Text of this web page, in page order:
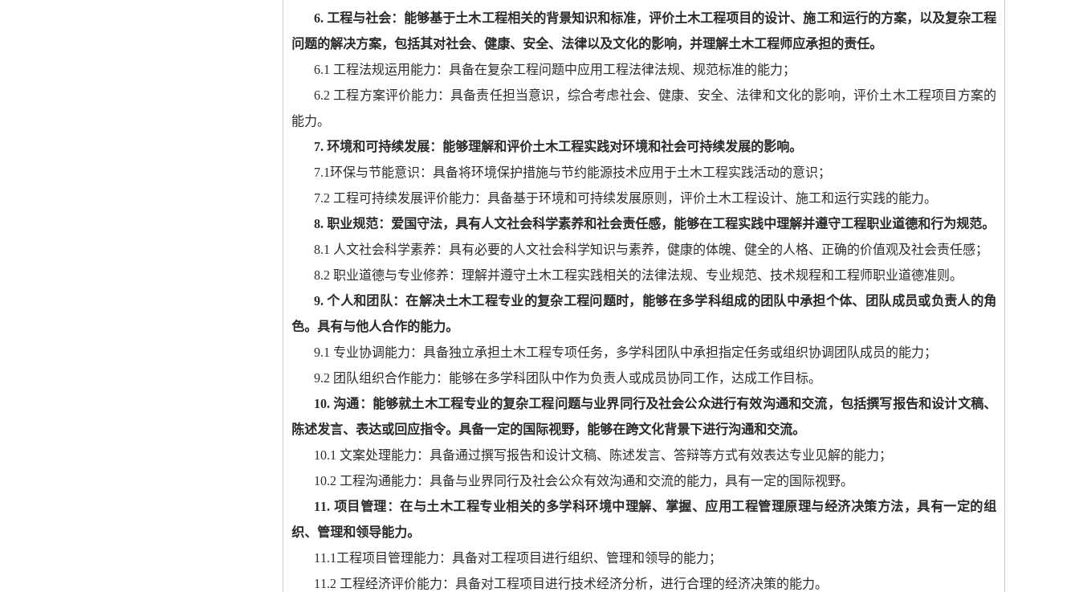
6. 工程与社会：能够基于土木工程相关的背景知识和标准，评价土木工程项目的设计、施工和运行的方案，以及复杂工程
问题的解决方案，包括其对社会、健康、安全、法律以及文化的影响，并理解土木工程师应承担的责任。
6.1 工程法规运用能力：具备在复杂工程问题中应用工程法律法规、规范标准的能力；
6.2 工程方案评价能力：具备责任担当意识，综合考虑社会、健康、安全、法律和文化的影响，评价土木工程项目方案的
能力。
7. 环境和可持续发展：能够理解和评价土木工程实践对环境和社会可持续发展的影响。
7.1环保与节能意识：具备将环境保护措施与节约能源技术应用于土木工程实践活动的意识；
7.2 工程可持续发展评价能力：具备基于环境和可持续发展原则，评价土木工程设计、施工和运行实践的能力。
8. 职业规范： 爱国守法，具有人文社会科学素养和社会责任感，能够在工程实践中理解并遵守工程职业道德和行为规范。
8.1 人文社会科学素养：具有必要的人文社会科学知识与素养，健康的体魄、健全的人格、正确的价值观及社会责任感；
8.2 职业道德与专业修养：理解并遵守土木工程实践相关的法律法规、专业规范、技术规程和工程师职业道德准则。
9. 个人和团队：在解决土木工程专业的复杂工程问题时，能够在多学科组成的团队中承担个体、团队成员或负责人的角
色。 具有与他人合作的能力。
9.1 专业协调能力：具备独立承担土木工程专项任务，多学科团队中承担指定任务或组织协调团队成员的能力；
9.2 团队组织合作能力：能够在多学科团队中作为负责人或成员协同工作，达成工作目标。
10. 沟通：能够就土木工程专业的复杂工程问题与业界同行及社会公众进行有效沟通和交流，包括撰写报告和设计文稿、
陈述发言、表达或回应指令。具备一定的国际视野，能够在跨文化背景下进行沟通和交流。
10.1 文案处理能力：具备通过撰写报告和设计文稿、陈述发言、答辩等方式有效表达专业见解的能力；
10.2 工程沟通能力：具备与业界同行及社会公众有效沟通和交流的能力，具有一定的国际视野。
11. 项目管理：在与土木工程专业相关的多学科环境中理解、掌握、应用工程管理原理与经济决策方法，具有一定的组
织、管理和领导能力。
11.1 工程项目管理能力：具备对工程项目进行组织、管理和领导的能力；
11.2 工程经济评价能力：具备对工程项目进行技术经济分析，进行合理的经济决策的能力。